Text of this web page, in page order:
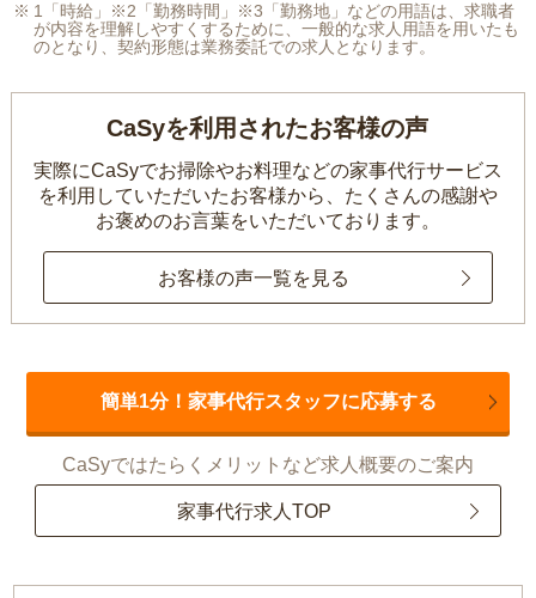
1「時給」※2「勤務時間」※3「勤務地」などの用語は、求職者
が内容を理解しやすくするために、一般的な求人用語を用いたも
のとなり、契約形態は業務委託での求人となります。
CaSyを利用されたお客様の声
実際にCaSyでお掃除やお料理などの家事代行サービス
を利用していただいたお客様から、 たくさんの感謝や
お褒めのお言葉をいただいております。
お客様の声一覧を見る
簡単1分！家事代行スタッフに応募する
CaSyではたらくメリットなど求人概要のご案内
家事代行求人TOP